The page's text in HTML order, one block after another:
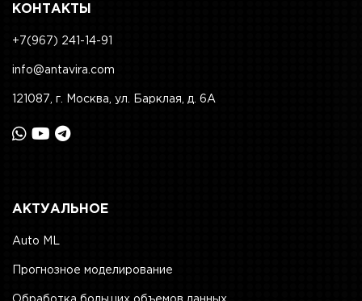
КОНТАКТЫ
+7(967) 241-14-91
info@antavira.com
121087, г. Москва, ул. Барклая, д. 6А
АКТУАЛЬНОЕ
Auto ML
Прогнозное моделирование